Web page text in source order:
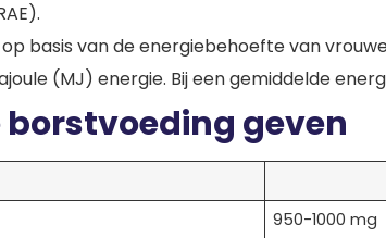
basis van de energiebehoefte van
(MJ) energie. Bij een gemiddelde
geven
950-1000 mg